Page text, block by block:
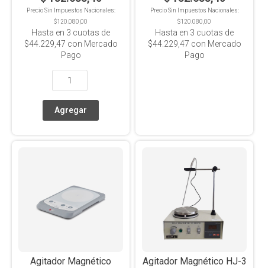
Precio Sin Impuestos Nacionales:
$120.080,00
Hasta en 3 cuotas de
$44.229,47 con Mercado
Pago
Precio Sin Impuestos Nacionales:
$120.080,00
Hasta en 3 cuotas de
$44.229,47 con Mercado
Pago
Agitador Magnético
Agitador Magnético HJ-3